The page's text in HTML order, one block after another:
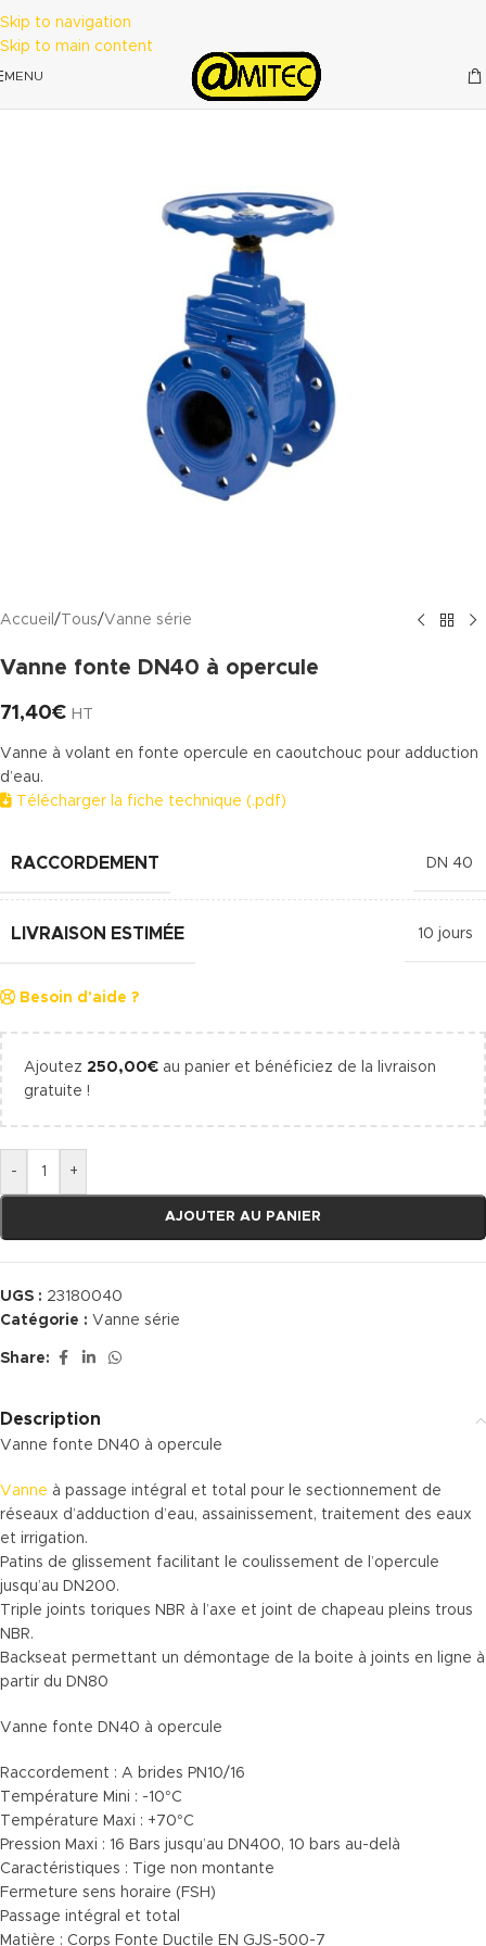
Skip to navigation
Skip to main content
MENU
Accueil / Tous/Vanne série
Vanne fonte DN40 à opercule
71,40€ HT
Vanne à volant en fonte opercule en caoutchouc pour adduction
d’eau.
Télécharger la fiche technique (.pdf)
RACCORDEMENT DN 40
LIVRAISON ESTIMÉE 10 jours
Besoin d'aide ?
Ajoutez 250,00€ au panier et bénéficiez de la livraison
gratuite !
- +
AJOUTER AU PANIER
UGS : 23180040
Catégorie : Vanne série
Share:
Description
Vanne fonte DN40 à opercule
Vanne à passage intégral et total pour le sectionnement de
réseaux d’adduction d’eau, assainissement, traitement des eaux
et irrigation.
Patins de glissement facilitant le coulissement de l’opercule
jusqu’au DN200.
Triple joints toriques NBR à l’axe et joint de chapeau pleins trous
NBR.
Backseat permettant un démontage de la boite à joints en ligne à
partir du DN80
Vanne fonte DN40 à opercule
Raccordement : A brides PN10/16
Température Mini : -10°C
Température Maxi : +70°C
Pression Maxi : 16 Bars jusqu’au DN400, 10 bars au-delà
Caractéristiques : Tige non montante
Fermeture sens horaire (FSH)
Passage intégral et total
Matière : Corps Fonte Ductile EN GJS-500-7